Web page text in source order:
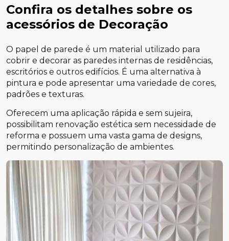
Confira os detalhes sobre os
acessórios de Decoração
O papel de parede é um material utilizado para
cobrir e decorar as paredes internas de residências,
escritórios e outros edifícios. É uma alternativa à
pintura e pode apresentar uma variedade de cores,
padrões e texturas.
Oferecem uma aplicação rápida e sem sujeira,
possibilitam renovação estética sem necessidade de
reforma e possuem uma vasta gama de designs,
permitindo personalização de ambientes.